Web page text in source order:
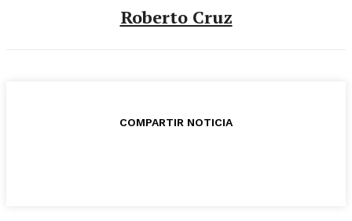
Roberto Cruz
COMPARTIR NOTICIA